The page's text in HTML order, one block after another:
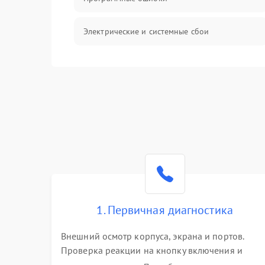
Электрические и системные сбои
Система охлаждения
1. Первичная диагностика
Внешний осмотр корпуса, экрана и портов.
Проверка реакции на кнопку включения и